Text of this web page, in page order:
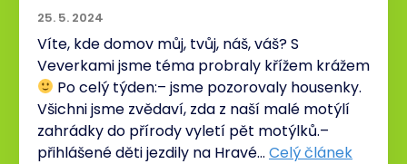
25. 5. 2024
Víte, kde domov můj, tvůj, náš, váš? S
Veverkami jsme téma probraly křížem krážem
Po celý týden:– jsme pozorovaly housenky.
Všichni jsme zvědaví, zda z naší malé motýlí
zahrádky do přírody vyletí pět motýlků.–
přihlášené děti jezdily na Hravé… Celý článek